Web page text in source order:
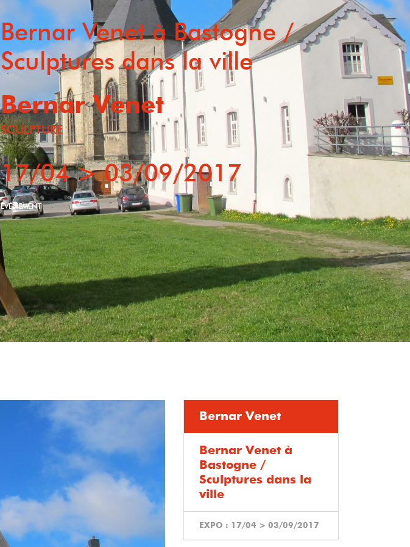
Bernar Venet à Bastogne /
Sculptures dans la ville
Bernar Venet
SCULPTURE
17/04>03/09/2017
ÉVÉNEMENT
Bernar Venet
Bernar Venet à
Bastogne /
Sculptures dans la
ville
EXPO : 17/04 > 03/09/2017